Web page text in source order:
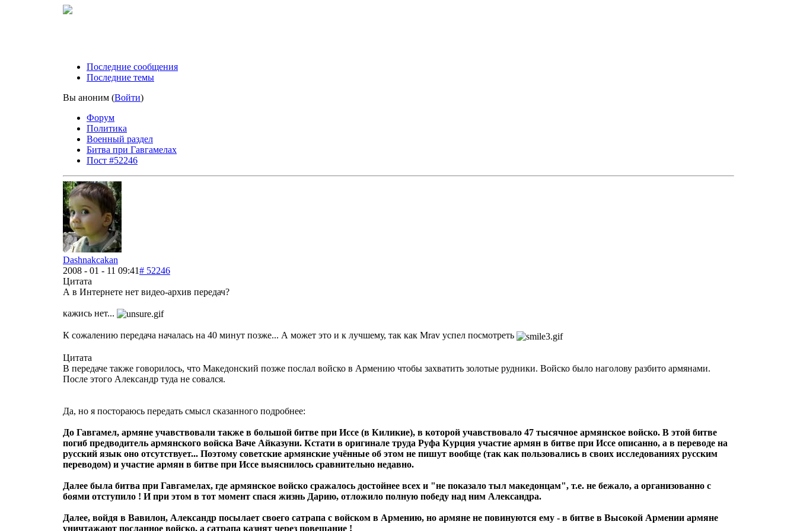
Последние сообщения
Последние темы
Вы аноним (Войти)
Форум
Политика
Военный раздел
Битва при Гавгамелах
Пост #52246
Dashnakcakan
2008 - 01 - 11 09:41# 52246
Цитата
А в Интернете нет видео-архив передач?
кажись нет...
К сожалению передача началась на 40 минут позже... А может это и к лучшему, так как Mrav успел посмотреть
Цитата
В передаче также говорилось, что Македонский позже послал войско в Армению чтобы захватить золотые рудники. Войско было наголову разбито армянами.
После этого Александр туда не совался.
Да, но я постораюсь передать смысл сказанного подробнее:
До Гавгамел, армяне учавствовали также в большой битве при Иссе (в Киликие), в которой учавствовало 47 тысячное армянское войско. В этой битве
погиб предводитель армянского войска Ваче Айказуни. Кстати в оригинале труда Руфа Курция участие армян в битве при Иссе описанно, а в переводе на
русский язык оно отсутствует... Поэтому советские армянские учённые об этом не пишут вообще (так как пользовались в своих исследованиях русским
переводом) и участие армян в битве при Иссе выяснилось сравнительно недавно.
Далее была битва при Гавгамелах, где армянское войско сражалось достойнее всех и "не показало тыл македонцам", т.е. не бежало, а организованно с
боями отступило ! И при этом в тот момент спася жизнь Дарию, отложило полную победу над ним Александра.
Далее, войдя в Вавилон, Александр посылает своего сатрапа с войском в Армению, но армяне не повинуются ему - в битве в Высокой Армении армяне
уничтажают посланное войско, а сатрапа казнят через повешание !